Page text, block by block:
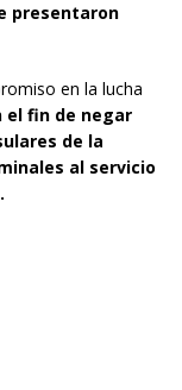
presentaron
en la lucha
el fin de negar
de la
al servicio